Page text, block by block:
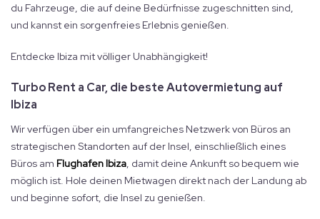
du Fahrzeuge, die auf deine Bedürfnisse zugeschnitten sind,
und kannst ein sorgenfreies Erlebnis genießen.
Entdecke Ibiza mit völliger Unabhängigkeit!
Turbo Rent a Car, die beste Autovermietung auf
Ibiza
Wir verfügen über ein umfangreiches Netzwerk von Büros an
strategischen Standorten auf der Insel, einschließlich eines
Büros am Flughafen Ibiza , damit deine Ankunft so bequem wie
möglich ist. Hole deinen Mietwagen direkt nach der Landung ab
und beginne sofort, die Insel zu genießen.